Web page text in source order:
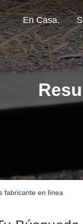
En Casa.
fabricante en línea